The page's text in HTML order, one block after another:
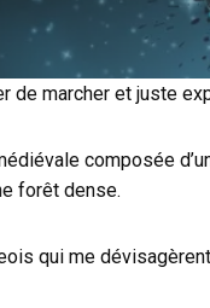
de marcher et juste
composée
forêt dense.
qui me